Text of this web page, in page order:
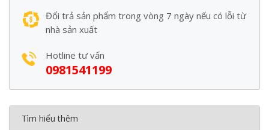
Đổi trả sản phẩm trong vòng 7 ngày nếu có lỗi từ
nhà sản xuất
Hotline tư vấn
0981541199
Tìm hiểu thêm